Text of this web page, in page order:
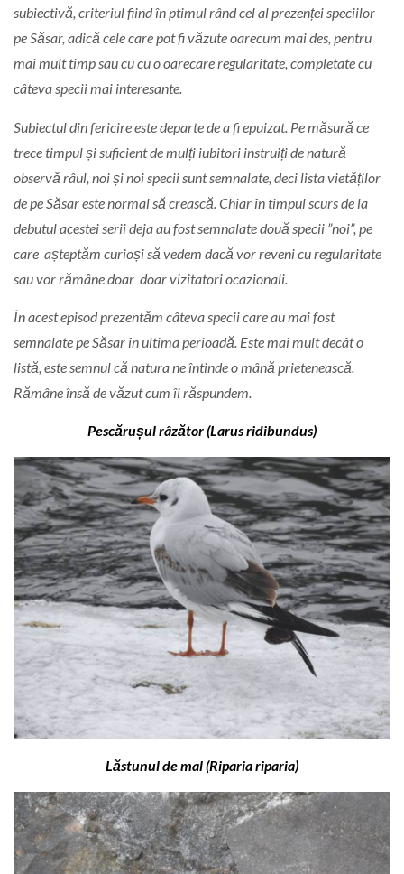
subiectivă, criteriul fiind în ptimul rând cel al prezenței speciilor
pe Săsar, adică cele care pot fi văzute oarecum mai des, pentru
mai mult timp sau cu cu o oarecare regularitate, completate cu
câteva specii mai interesante.
Subiectul din fericire este departe de a fi epuizat. Pe măsură ce
trece timpul și suficient de mulți iubitori instruiți de natură
observă râul, noi și noi specii sunt semnalate, deci lista vietăților
de pe Săsar este normal să crească. Chiar în timpul scurs de la
debutul acestei serii deja au fost semnalate două specii ”noi”, pe
care așteptăm curioși să vedem dacă vor reveni cu regularitate
sau vor rămâne doar doar vizitatori ocazionali.
În acest episod prezentăm câteva specii care au mai fost
semnalate pe Săsar în ultima perioadă. Este mai mult decât o
listă, este semnul că natura ne întinde o mână prietenească.
Rămâne însă de văzut cum îi răspundem.
Pescărușul râzător (Larus ridibundus)
Lăstunul de mal (Riparia riparia)